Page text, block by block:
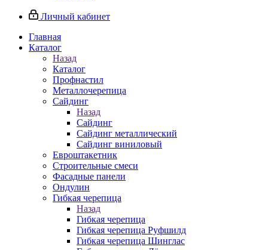
Личный кабинет
Главная
Каталог
Назад
Каталог
Профнастил
Металлочерепица
Сайдинг
Назад
Сайдинг
Сайдинг металлический
Сайдинг виниловый
Евроштакетник
Строительные смеси
Фасадные панели
Ондулин
Гибкая черепица
Назад
Гибкая черепица
Гибкая черепица Руфшилд
Гибкая черепица Шинглас